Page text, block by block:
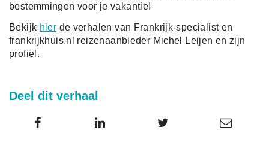
bestemmingen voor je vakantie!
Bekijk hier de verhalen van Frankrijk-specialist en
frankrijkhuis.nl reizenaanbieder Michel Leijen en zijn
profiel.
Deel dit verhaal